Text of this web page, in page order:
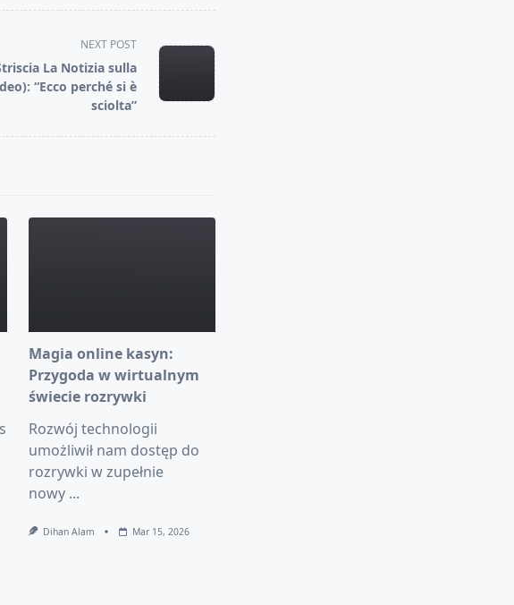
NEXT POST
La Notizia sulla
“Ecco perché si è
sciolta”
Magia online kasyn:
Przygoda w wirtualnym
świecie rozrywki
Rozwój technologii
umożliwił nam dostęp do
rozrywki w zupełnie
nowy ...
Dihan Alam Mar 15, 2026